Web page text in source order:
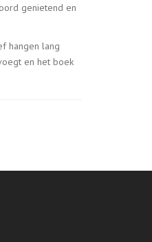
genietend en
hangen lang
en het boek